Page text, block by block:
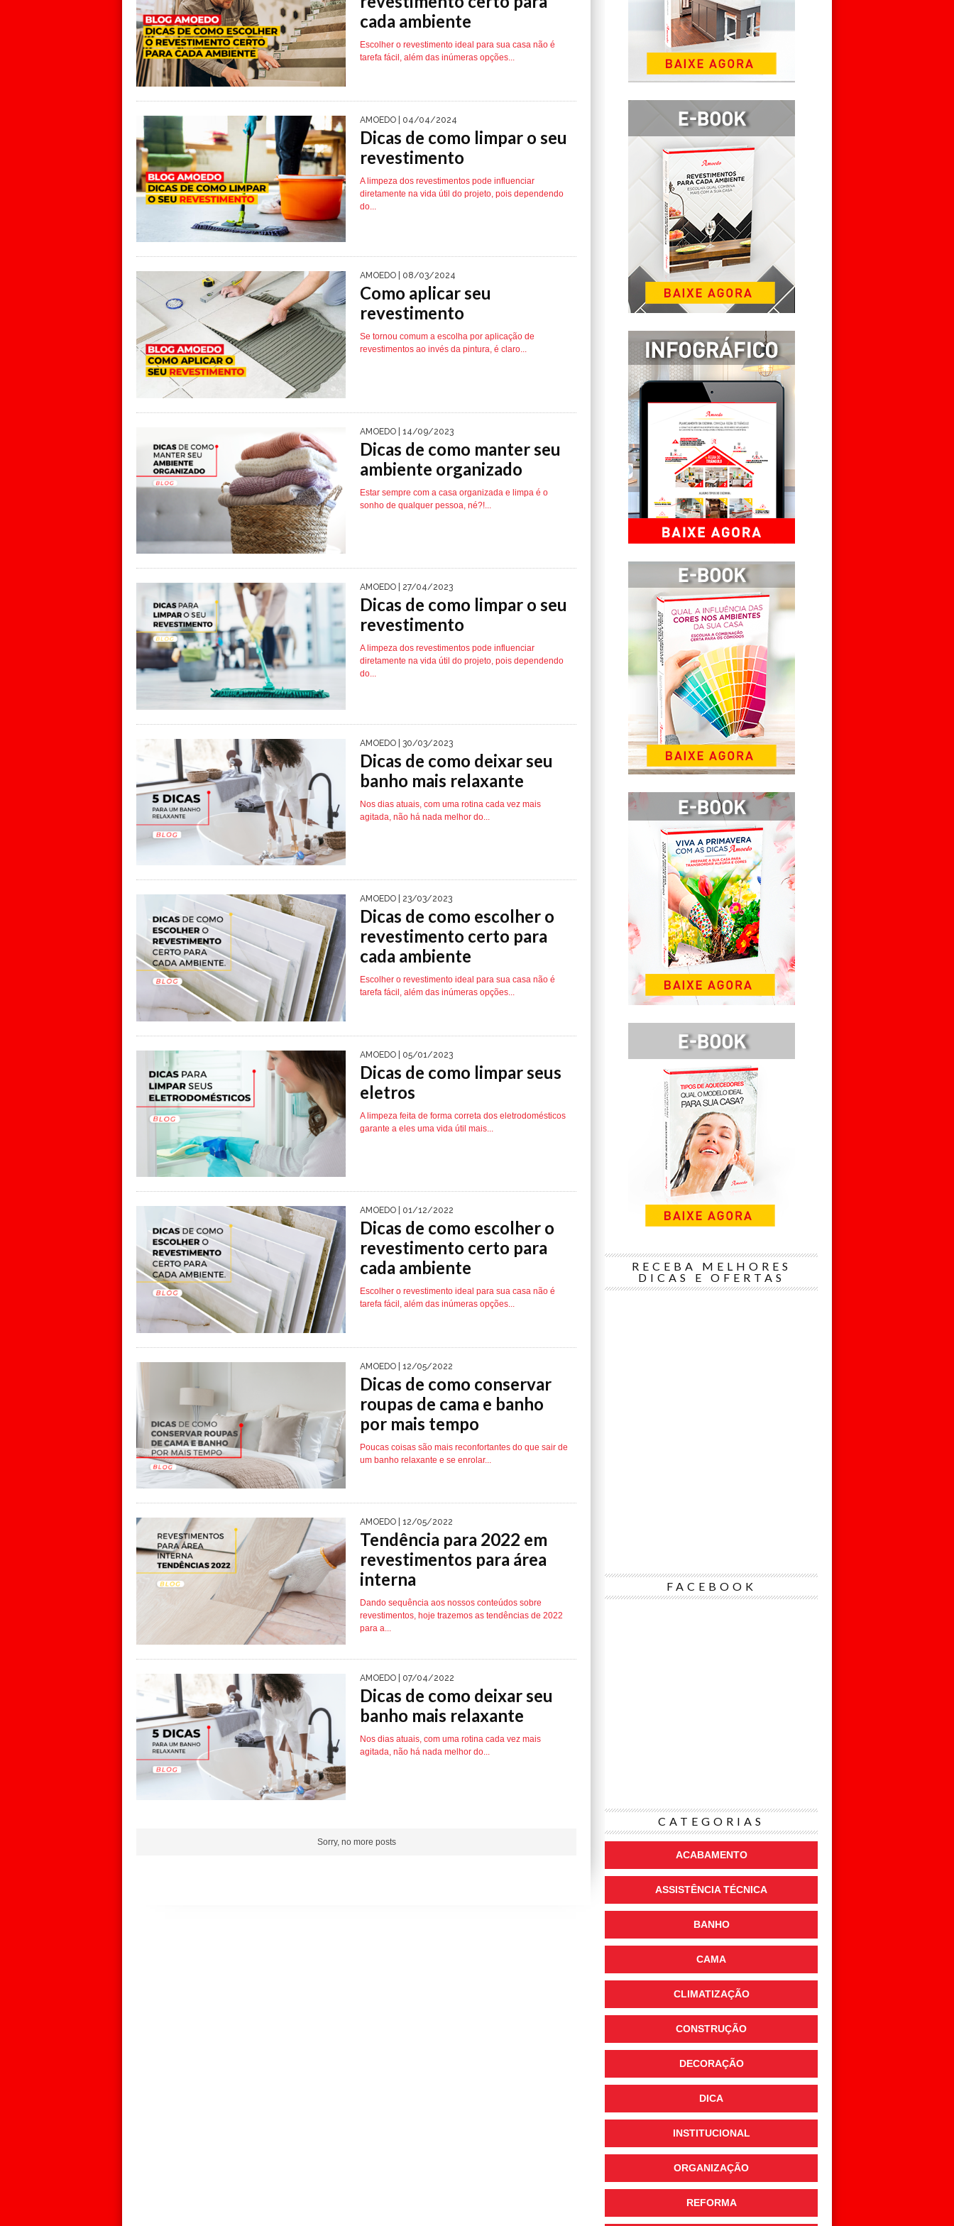
cada ambiente
Escolher o revestimento ideal para sua casa não é
tarefa fácil, além das inúmeras opções...
AMOEDO | 04/04/2024
Dicas de como limpar o seu
revestimento
A limpeza dos revestimentos pode influenciar
diretamente na vida útil do projeto, pois dependendo
do...
AMOEDO | 08/03/2024
Como aplicar seu
revestimento
Se tornou comum a escolha por aplicação de
revestimentos ao invés da pintura, é claro...
AMOEDO | 14/09/2023
Dicas de como manter seu
ambiente organizado
Estar sempre com a casa organizada e limpa é o
sonho de qualquer pessoa, né?!...
AMOEDO | 27/04/2023
Dicas de como limpar o seu
revestimento
A limpeza dos revestimentos pode influenciar
diretamente na vida útil do projeto, pois dependendo
do...
AMOEDO | 30/03/2023
Dicas de como deixar seu
banho mais relaxante
Nos dias atuais, com uma rotina cada vez mais
agitada, não há nada melhor do...
AMOEDO | 23/03/2023
Dicas de como escolher o
revestimento certo para
cada ambiente
Escolher o revestimento ideal para sua casa não é
tarefa fácil, além das inúmeras opções...
AMOEDO | 05/01/2023
Dicas de como limpar seus
eletros
A limpeza feita de forma correta dos eletrodomésticos
garante a eles uma vida útil mais...
AMOEDO | 01/12/2022
Dicas de como escolher o
revestimento certo para
cada ambiente
Escolher o revestimento ideal para sua casa não é
tarefa fácil, além das inúmeras opções...
AMOEDO | 12/05/2022
Dicas de como conservar
roupas de cama e banho
por mais tempo
Poucas coisas são mais reconfortantes do que sair de
um banho relaxante e se enrolar...
AMOEDO | 12/05/2022
Tendência para 2022 em
revestimentos para área
interna
Dando sequência aos nossos conteúdos sobre
revestimentos, hoje trazemos as tendências de 2022
para a...
AMOEDO | 07/04/2022
Dicas de como deixar seu
banho mais relaxante
Nos dias atuais, com uma rotina cada vez mais
agitada, não há nada melhor do...
Sorry, no more posts
RECEBA MELHORES
DICAS E OFERTAS
FACEBOOK
CATEGORIAS
ACABAMENTO
ASSISTÊNCIA TÉCNICA
BANHO
CAMA
CLIMATIZAÇÃO
CONSTRUÇÃO
DECORAÇÃO
DICA
INSTITUCIONAL
ORGANIZAÇÃO
REFORMA